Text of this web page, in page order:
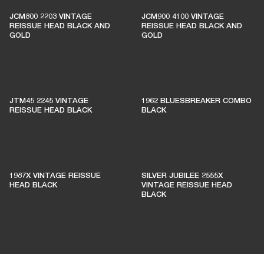
JCM800 2203 VINTAGE
REISSUE HEAD BLACK AND
GOLD
JCM900 4100 VINTAGE
REISSUE HEAD BLACK AND
GOLD
MANTIENEN VIVA LA
MÚSICA EN VIVO
independientes
JTM45 2245 VINTAGE
REISSUE HEAD BLACK
1962 BLUESBREAKER COMBO
BLACK
1987X VINTAGE REISSUE
HEAD BLACK
SILVER JUBILEE 2555X
VINTAGE REISSUE HEAD
BLACK